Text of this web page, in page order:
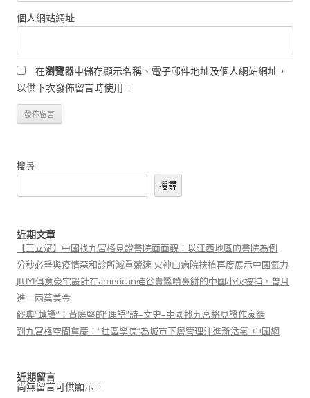
個人網站網址
在瀏覽器中儲存顯示名稱、電子郵件地址及個人網站網址，
以供下次發佈留言時使用。
搜尋
搜尋
近期文章
【王立斌】中國找九宮格見證書院面面觀：以江西地區的書院為例
分秒必爭與疫情森和診所減重競速 火神山病院扶植再度展示中國氣力
JIUYI俱意豪宅設計在american硅谷賣醬噴鼻餅的中國小伙被捕，曾月
進一兩萬美金
經典“轉譯”：黃庭堅的“理語”詩–文史–中國找九宮格見證作家網
到九宮格空間重慶：“社區學院”為城市下層管理注進新活氣_中國網
近期留言
尚無留言可供顯示。